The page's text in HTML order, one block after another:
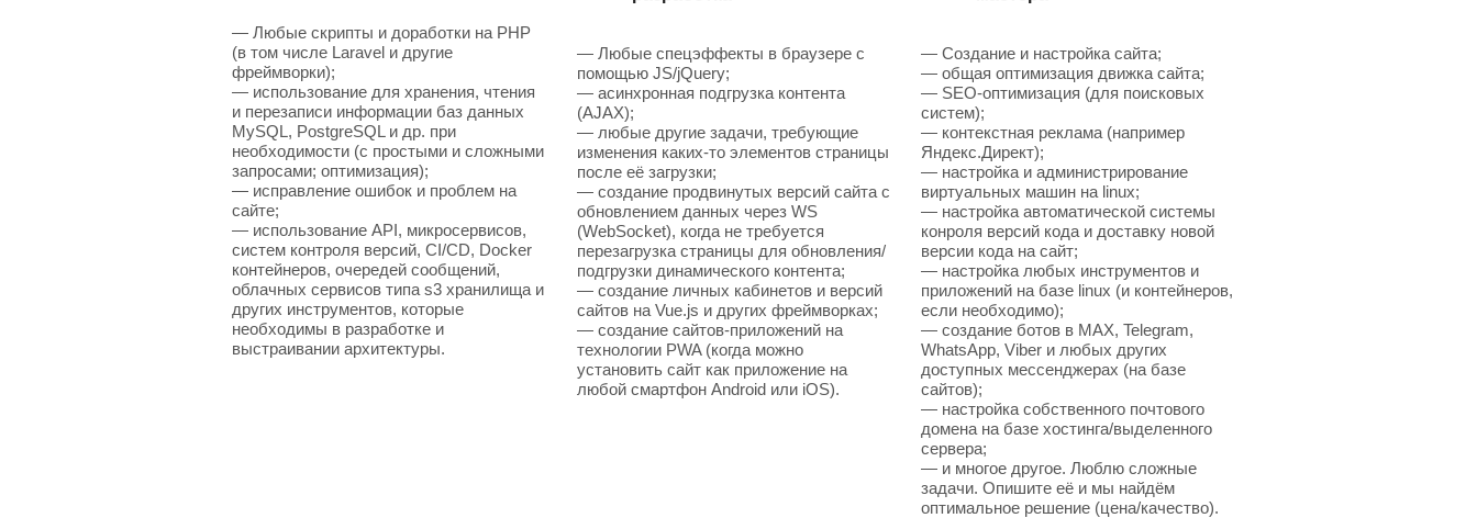
— Любые скрипты и доработки на PHP
(в том числе Laravel и другие
фреймворки);
— использование для хранения, чтения
и перезаписи информации баз данных
MySQL, PostgreSQL и др. при
необходимости (с простыми и сложными
запросами; оптимизация);
— исправление ошибок и проблем на
сайте;
— использование API, микросервисов,
систем контроля версий, CI/CD, Docker
контейнеров, очередей сообщений,
облачных сервисов типа s3 хранилища и
других инструментов, которые
необходимы в разработке и
выстраивании архитектуры.
— Любые спецэффекты в браузере с
помощью JS/jQuery;
— асинхронная подгрузка контента
(AJAX);
— любые другие задачи, требующие
изменения каких-то элементов страницы
после её загрузки;
— создание продвинутых версий сайта с
обновлением данных через WS
(WebSocket), когда не требуется
перезагрузка страницы для обновления/
подгрузки динамического контента;
— создание личных кабинетов и версий
сайтов на Vue.js и других фреймворках;
— создание сайтов-приложений на
технологии PWA (когда можно
установить сайт как приложение на
любой смартфон Android или iOS).
— Создание и настройка сайта;
— общая оптимизация движка сайта;
— SEO-оптимизация (для поисковых
систем);
— контекстная реклама (например
Яндекс.Директ);
— настройка и администрирование
виртуальных машин на linux;
— настройка автоматической системы
конроля версий кода и доставку новой
версии кода на сайт;
— настройка любых инструментов и
приложений на базе linux (и контейнеров,
если необходимо);
— создание ботов в MAX, Telegram,
WhatsApp, Viber и любых других
доступных мессенджерах (на базе
сайтов);
— настройка собственного почтового
домена на базе хостинга/выделенного
сервера;
— и многое другое. Люблю сложные
задачи. Опишите её и мы найдём
оптимальное решение (цена/качество).